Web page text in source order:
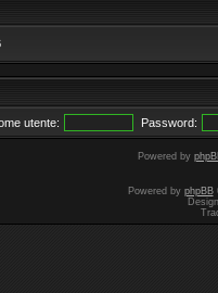
utente: Password:
Powered by
Powered by phpBB